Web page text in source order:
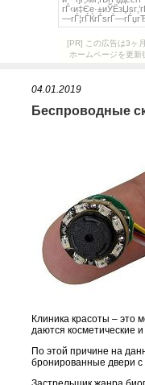
[PR] この広告は3ヶ
ホームページを更
04.01.2019
Беспроводные
Клиника красоты – это
даются косметические
По этой причине на
бронированные двери